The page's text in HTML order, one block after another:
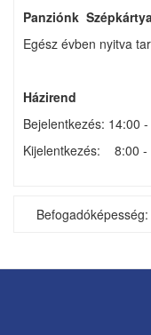
Panziónk
Egész évben nyitva
Házirend
Bejelentkezés: 14:00
Kijelentkezés: 8:00 -
Befogadóképesség